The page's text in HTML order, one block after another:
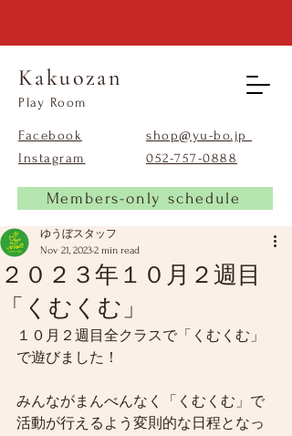
Kakuozan
​Play Room
Facebook
Instagram
shop@yu-bo.jp
​052-757-0888
Members-only schedule
２０２３年１０月２週目
「くむくむ」
ゆうぼスタッフ
Nov 21, 20232 min read
１０月２週目全クラスで「くむくむ」
で遊びました！
みんながまんべんなく「くむくむ」で
活動が行えるよう変則的な日程となっ